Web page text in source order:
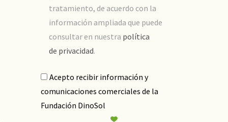
tratamiento, de acuerdo con la
información ampliada que puede
consultar en nuestra política
de privacidad.
Acepto recibir información y
comunicaciones comerciales de la
Fundación DinoSol